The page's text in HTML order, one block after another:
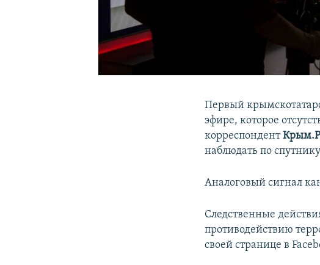
Первый
эфире, которое
корреспондент
наблюдать по
Аналоговый сигнал
Следственные
противодействию
своей странице в